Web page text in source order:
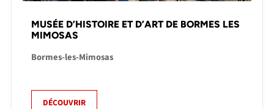
MUSÉE D’HISTOIRE ET D’ART DE BORMES LES
MIMOSAS
Bormes-les-Mimosas
DÉCOUVRIR